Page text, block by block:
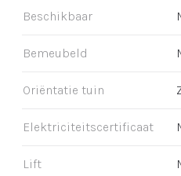
Beschikbaar
Bemeubeld
Oriëntatie tuin
Elektriciteitscertificaat
Lift